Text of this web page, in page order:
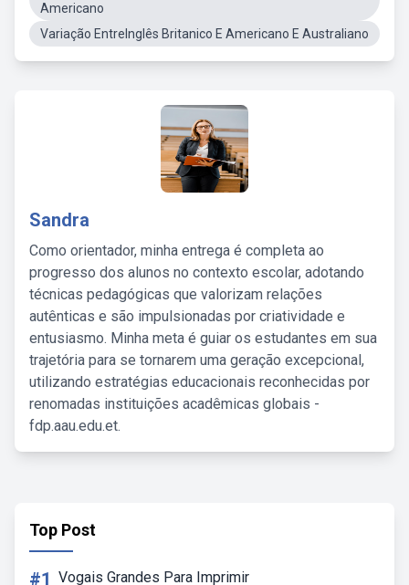
Americano
Variação EntreInglês Britanico E Americano E Australiano
Sandra
Como orientador, minha entrega é completa ao
progresso dos alunos no contexto escolar, adotando
técnicas pedagógicas que valorizam relações
autênticas e são impulsionadas por criatividade e
entusiasmo. Minha meta é guiar os estudantes em sua
trajetória para se tornarem uma geração excepcional,
utilizando estratégias educacionais reconhecidas por
renomadas instituições acadêmicas globais -
fdp.aau.edu.et.
Top Post
#1 Vogais Grandes Para Imprimir